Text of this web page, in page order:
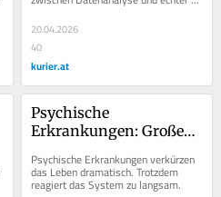
Medizin klafft eine Lücke.
20.04.2026
40
kurier.at
Psychische
Erkrankungen: Großes
Lebenszeit
Psychische Erkrankungen verkürzen
das Leben dramatisch. Trotzdem
reagiert das System zu langsam.